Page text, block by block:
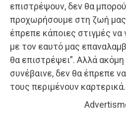
επιστρέψουν, δεν θα
προχωρήσουμε στη ζωή μας
έπρεπε κάποιες στιγμές να
με τον εαυτό μας
θα επιστρέψει”. Αλλά ακόμη
συνέβαινε, δεν θα έπρεπε
τους περιμένουν καρτερικά.